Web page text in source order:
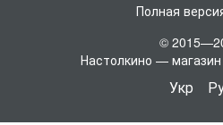
Полная
©
Настолкино —
Укр